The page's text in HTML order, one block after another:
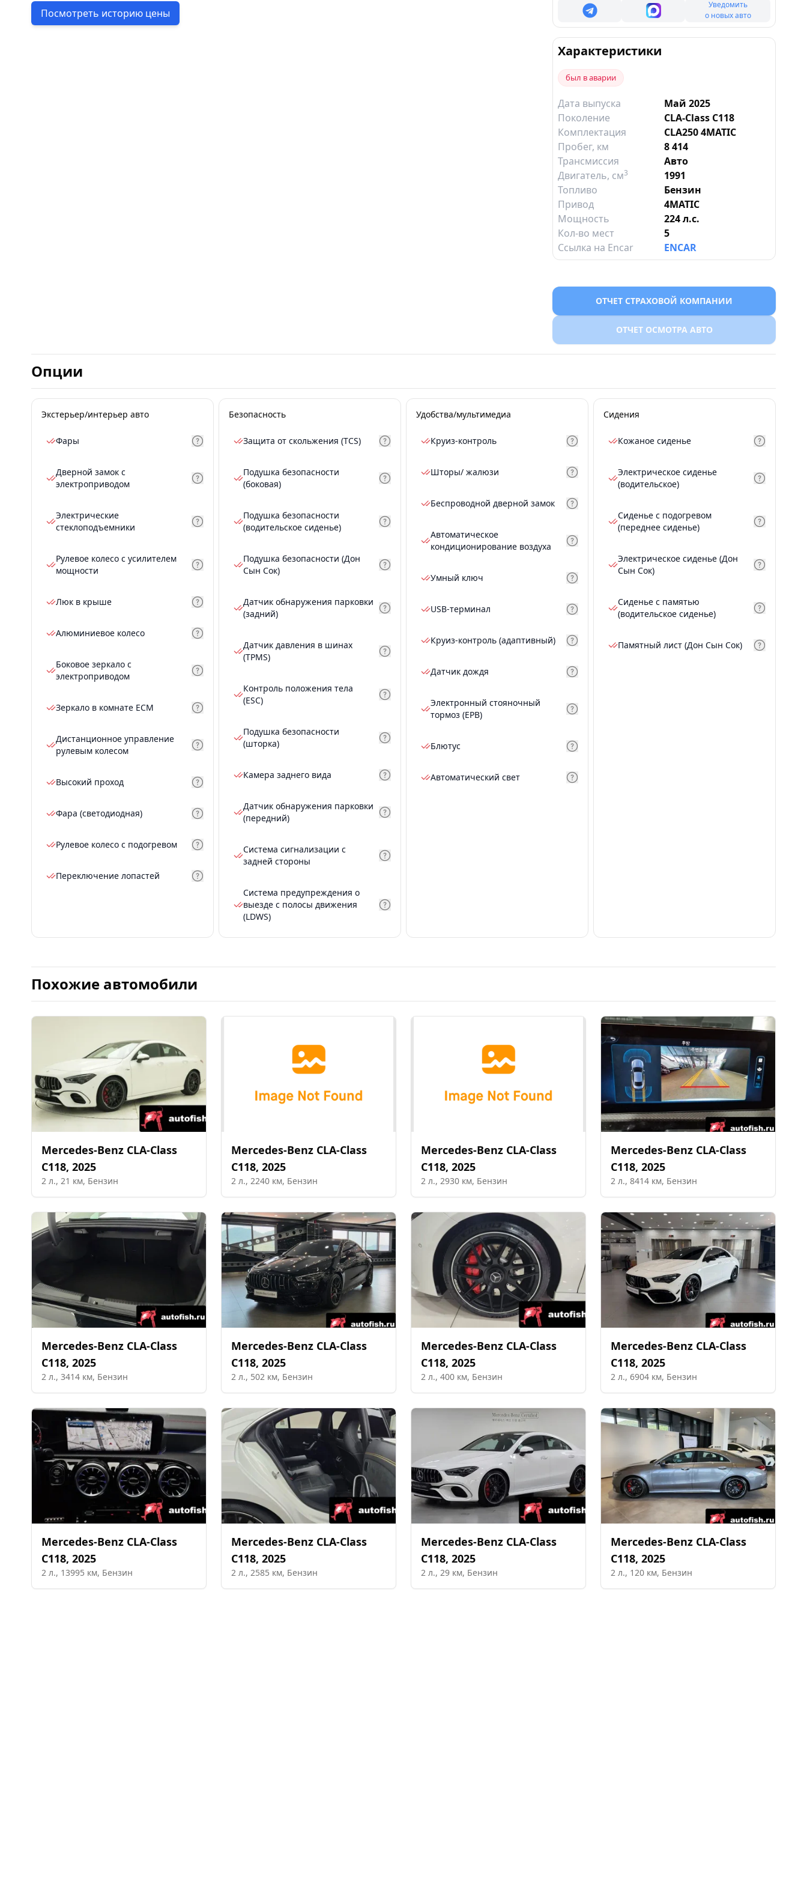
Посмотреть историю цены
Уведомить
о новых авто
Характеристики
был в аварии
Дата выпуска
Май 2025
Поколение
CLA-Class C118
Комплектация
CLA250 4MATIC
Пробег, км
8 414
Трансмиссия
Авто
Двигатель, см3
1991
Топливо
Бензин
Привод
4MATIC
Мощность
224 л.с.
Кол-во мест
5
Ссылка на Encar
ENCAR
ОТЧЕТ СТРАХОВОЙ КОМПАНИИ
ОТЧЕТ ОСМОТРА АВТО
Опции
Экстерьер/интерьер авто
Фары
Дверной замок с
электроприводом
Электрические
стеклоподъемники
Рулевое колесо с усилителем
мощности
Люк в крыше
Алюминиевое колесо
Боковое зеркало с
электроприводом
Зеркало в комнате ECM
Дистанционное управление
рулевым колесом
Высокий проход
Фара (светодиодная)
Рулевое колесо с подогревом
Переключение лопастей
Безопасность
Защита от скольжения (TCS)
Подушка безопасности
(боковая)
Подушка безопасности
(водительское сиденье)
Подушка безопасности (Дон
Сын Сок)
Датчик обнаружения парковки
(задний)
Датчик давления в шинах
(TPMS)
Контроль положения тела
(ESC)
Подушка безопасности
(шторка)
Камера заднего вида
Датчик обнаружения парковки
(передний)
Система сигнализации с
задней стороны
Система предупреждения о
выезде с полосы движения
(LDWS)
Удобства/мультимедиа
Круиз-контроль
Шторы/ жалюзи
Беспроводной дверной замок
Автоматическое
кондиционирование воздуха
Умный ключ
USB-терминал
Круиз-контроль (адаптивный)
Датчик дождя
Электронный стояночный
тормоз (EPB)
Блютус
Автоматический свет
Сидения
Кожаное сиденье
Электрическое сиденье
(водительское)
Сиденье с подогревом
(переднее сиденье)
Электрическое сиденье (Дон
Сын Сок)
Сиденье с памятью
(водительское сиденье)
Памятный лист (Дон Сын Сок)
Похожие автомобили
Mercedes-Benz CLA-Class
C118, 2025
2 л., 21 км, Бензин
Mercedes-Benz CLA-Class
C118, 2025
2 л., 2240 км, Бензин
Mercedes-Benz CLA-Class
C118, 2025
2 л., 2930 км, Бензин
Mercedes-Benz CLA-Class
C118, 2025
2 л., 8414 км, Бензин
Mercedes-Benz CLA-Class
C118, 2025
2 л., 3414 км, Бензин
Mercedes-Benz CLA-Class
C118, 2025
2 л., 502 км, Бензин
Mercedes-Benz CLA-Class
C118, 2025
2 л., 400 км, Бензин
Mercedes-Benz CLA-Class
C118, 2025
2 л., 6904 км, Бензин
Mercedes-Benz CLA-Class
C118, 2025
2 л., 13995 км, Бензин
Mercedes-Benz CLA-Class
C118, 2025
2 л., 2585 км, Бензин
Mercedes-Benz CLA-Class
C118, 2025
2 л., 29 км, Бензин
Mercedes-Benz CLA-Class
C118, 2025
2 л., 120 км, Бензин